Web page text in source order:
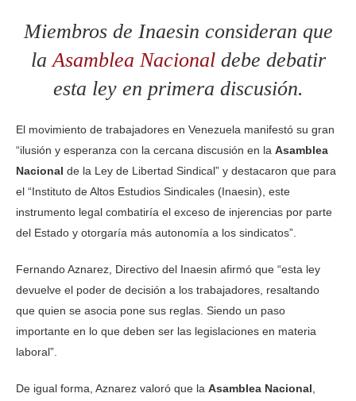
Miembros de Inaesin consideran que
la Asamblea Nacionaldebe debatir
esta ley en primera discusión.
El movimiento de trabajadores en Venezuela manifestó su gran
“ilusión y esperanza con la cercana discusión en la Asamblea
Nacional de la Ley de Libertad Sindical” y destacaron que para
el “Instituto de Altos Estudios Sindicales (Inaesin), este
instrumento legal combatiría el exceso de injerencias por parte
del Estado y otorgaría más autonomía a los sindicatos”.
Fernando Aznarez, Directivo del Inaesin afirmó que “esta ley
devuelve el poder de decisión a los trabajadores, resaltando
que quien se asocia pone sus reglas. Siendo un paso
importante en lo que deben ser las legislaciones en materia
laboral”.
De igual forma, Aznarez valoró que la Asamblea Nacional